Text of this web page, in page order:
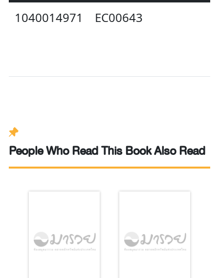
1040014971
EC00643
People Who Read This Book Also Read